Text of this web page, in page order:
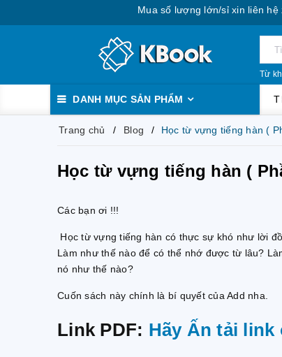
Mua số lượng lớn/sỉ xin liên hệ
Từ
DANH MỤC SẢN PHẨM
Trang chủ Blog Học từ vựng tiếng hàn (
Học từ vựng tiếng hàn (
Các bạn ơi !!!
Học từ vựng tiếng hàn có thực sự khó như lời
Làm như thế nào để có thể nhớ được từ lâu?
nó như thế nào?
Cuốn sách này chính là bí quyết của Add nha.
Link PDF: Hãy Ấn tải link